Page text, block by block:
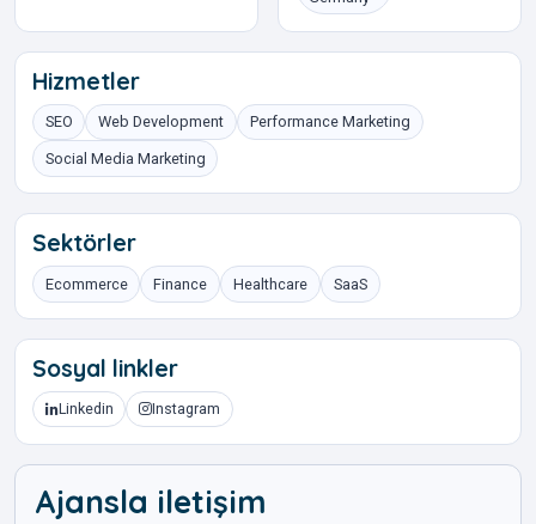
Hizmetler
SEO Web Development Performance Marketing
Social Media Marketing
Sektörler
Ecommerce Finance Healthcare SaaS
Sosyal linkler
Linkedin Instagram
Ajansla iletişim